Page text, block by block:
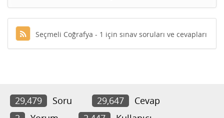
Seçmeli Coğrafya - 1 için sınav soruları ve cevapları
29,479 Soru 29,647
Cevap